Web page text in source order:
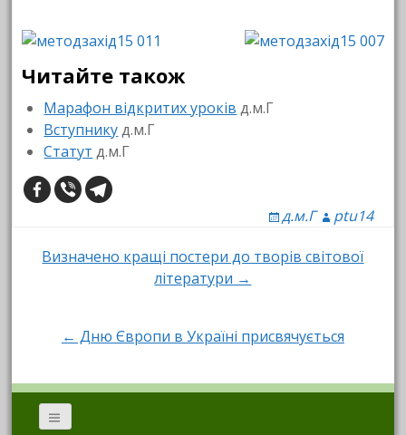
Читайте також
Марафон відкритих уроків д.м.Г
Вступникуд.м.Г
Статут д.м.Г
д.м.Г ptu14
Post
Визначено кращі постери до творів світової
літератури →
← Дню Європи в Україні присвячується